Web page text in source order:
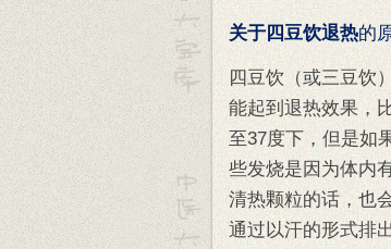
关于四豆饮退热的
四豆饮（或三豆饮
能起到退热效果，
至37度下，但是如
些发烧是因为体内
清热颗粒的话，也
通过以汗的形式排